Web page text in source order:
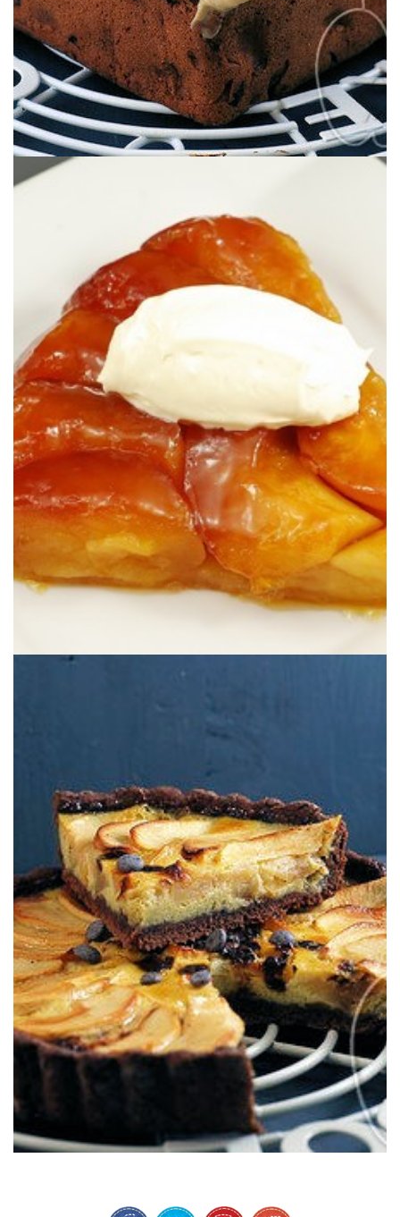
RETO TARTA DE MANZANA: LA
TARTA TATIN DE CHRISTOPHE
MICHALAK
Existen mil versiones de la tarta Tatin y hoy toca la de Christophe
Michalak cuya particularidad es confitar las manzanas en un almíbar
de azúcar y mantequilla… ¡Increíble!
RETO TARTA DE MANZANA: TARTA
DE MANZANA & CHOCOLATE CON
MASA DE CACAO
Manzana y chocolate, una pareja ganadora.